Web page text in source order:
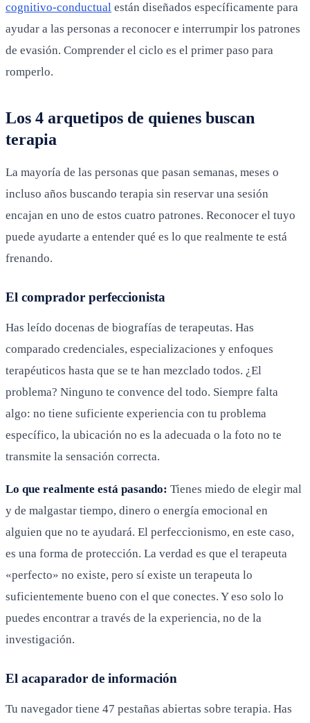
cognitivo-conductual están diseñados específicamente para
ayudar a las personas a reconocer e interrumpir los patrones
de evasión. Comprender el ciclo es el primer paso para
romperlo.
Los 4 arquetipos de quienes buscan
terapia
La mayoría de las personas que pasan semanas, meses o
incluso años buscando terapia sin reservar una sesión
encajan en uno de estos cuatro patrones. Reconocer el tuyo
puede ayudarte a entender qué es lo que realmente te está
frenando.
El comprador perfeccionista
Has leído docenas de biografías de terapeutas. Has
comparado credenciales, especializaciones y enfoques
terapéuticos hasta que se te han mezclado todos. ¿El
problema? Ninguno te convence del todo. Siempre falta
algo: no tiene suficiente experiencia con tu problema
específico, la ubicación no es la adecuada o la foto no te
transmite la sensación correcta.
Lo que realmente está pasando: Tienes miedo de elegir mal
y de malgastar tiempo, dinero o energía emocional en
alguien que no te ayudará. El perfeccionismo, en este caso,
es una forma de protección. La verdad es que el terapeuta
«perfecto» no existe, pero sí existe un terapeuta lo
suficientemente bueno con el que conectes. Y eso solo lo
puedes encontrar a través de la experiencia, no de la
investigación.
El acaparador de información
Tu navegador tiene 47 pestañas abiertas sobre terapia. Has